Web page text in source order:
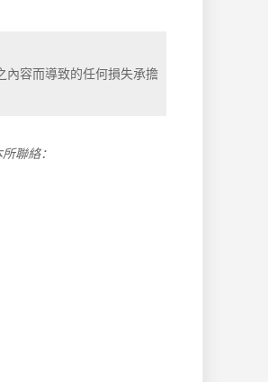
內容而導致的任何損失承擔
聯絡：